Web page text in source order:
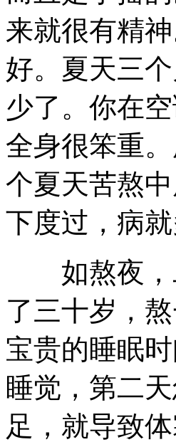
来就很有精
好。夏天三
少了。你在
全身很笨重
个夏天苦熬
下度过，病就
如熬夜，
了三十岁，
宝贵的睡眠
睡觉，第二
足，就导致